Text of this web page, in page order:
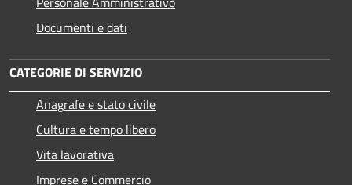
Documenti e dati
CATEGORIE DI SERVIZIO
Anagrafe e stato civile
Cultura e tempo libero
Vita lavorativa
Imprese e Commercio